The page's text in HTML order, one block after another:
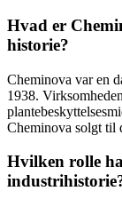
Hvad er
historie?
Cheminova var en
1938.
Cheminova solgt til
Hvilken rolle